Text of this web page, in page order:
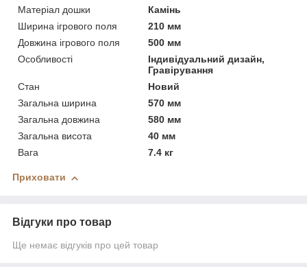
Матеріал дошки
Камінь
Ширина ігрового поля
210 мм
Довжина ігрового поля
500 мм
Особливості
Індивідуальний дизайн,
Гравірування
Стан
Новий
Загальна ширина
570 мм
Загальна довжина
580 мм
Загальна висота
40 мм
Вага
7.4 кг
Приховати
Відгуки про товар
Ще немає відгуків про цей товар